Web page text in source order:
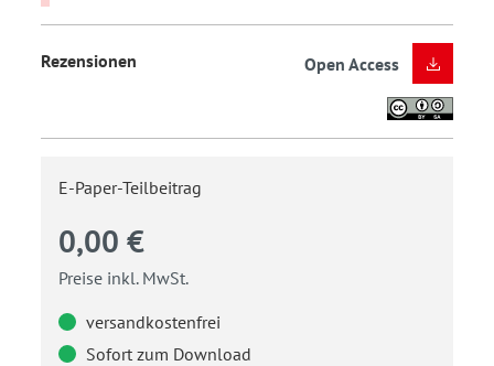
Rezensionen Open Access
E-Paper-Teilbeitrag
0,00 €
Preise inkl. MwSt.
versandkostenfrei
Sofort zum Download